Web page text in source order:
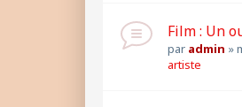
Film : Un
par admin »
artiste